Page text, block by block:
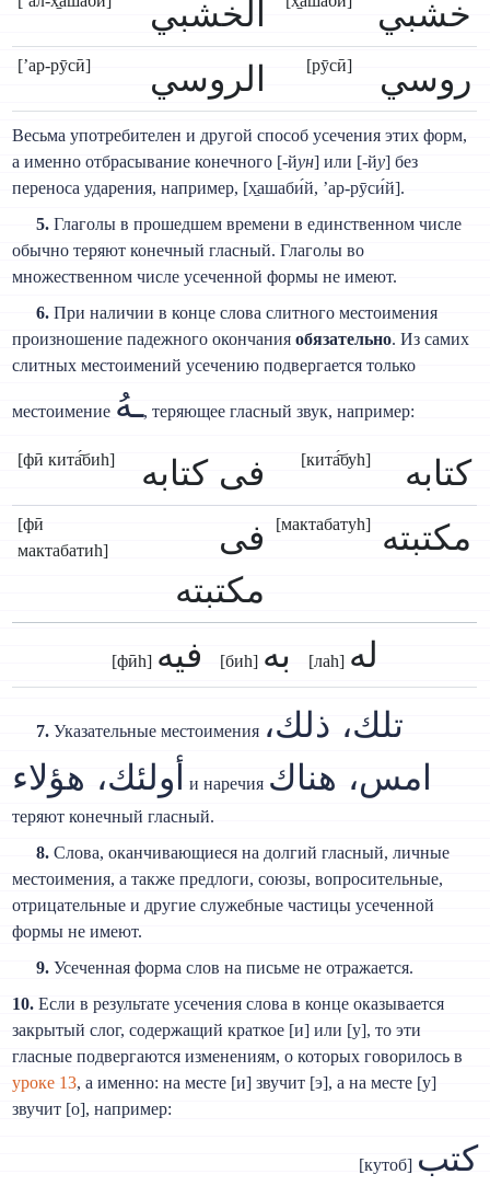
الخشبي خشبي
[’ар-рӯсӣ] الروسي [рӯсӣ] روسي
Весьма употребителен и другой способ усечения этих форм,
а именно отбрасывание конечного [-йун] или [-йу] без
переноса ударения, например, [х̱ашаби́й, ’ар-рӯси́й].
5.Глаголы в прошедшем времени в единственном числе
обычно теряют конечный гласный. Глаголы во
множественном числе усеченной формы не имеют.
6.При наличии в конце слова слитного местоимения
произношение падежного окончанияобязательно. Из самих
слитных местоимений усечению подвергается только
местоимение ـهُ, теряющее гласный звук, например:
[фӣ кита̄́биh] فى كتابه [кита̄́буh] كتابه
[фӣ
мактабатиh]
فى
مكتبته
[мактабатуh] مكتبته
[фӣh] فيه [биh] به [лаh] له
7.Указательные местоимения تلك، ذلك،
أولئك، هؤلاء и наречия امس، هناك
теряют конечный гласный.
8.Слова, оканчивающиеся на долгий гласный, личные
местоимения, а также предлоги, союзы, вопросительные,
отрицательные и другие служебные частицы усеченной
формы не имеют.
9.Усеченная форма слов на письме не отражается.
10. Если в результате усечения слова в конце оказывается
закрытый слог, содержащий краткое [и] или [у], то эти
гласные подвергаются изменениям, о которых говорилось в
уроке 13, а именно: на месте [и] звучит [э], а на месте [у]
звучит [о], например:
[кутоб] كتب